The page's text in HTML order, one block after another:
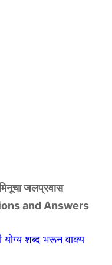
जलप्रवास
and Answers
योग्य शब्द भरून वाक्य